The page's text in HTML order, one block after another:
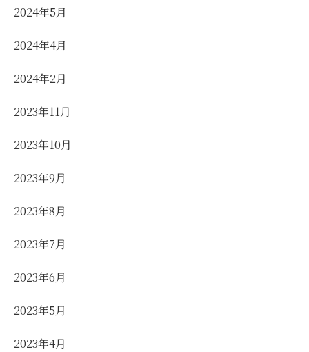
2024年5月
2024年4月
2024年2月
2023年11月
2023年10月
2023年9月
2023年8月
2023年7月
2023年6月
2023年5月
2023年4月